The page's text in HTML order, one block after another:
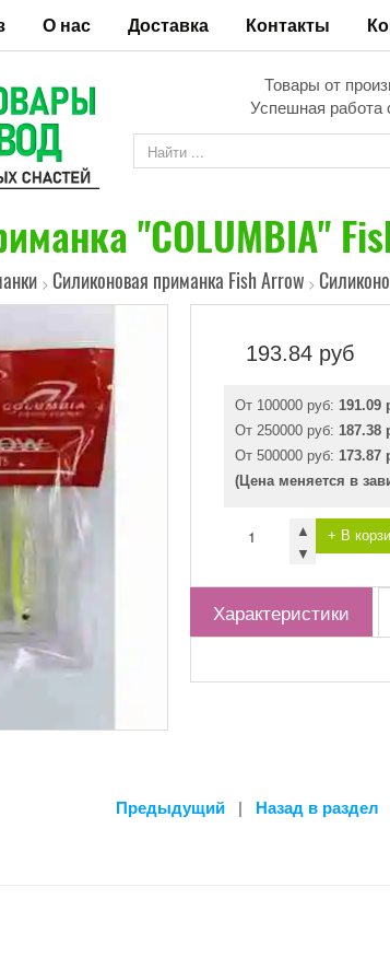
О нас Доставка Контакты
Товары от
Успешная работа
"COLUMBIA"
> Силиконовая приманка Fish Arrow >
193.84 руб
От 100000 руб: 191.09
От 250000 руб: 187.38
От 500000 руб: 173.87
(Цена меняется в
▲
▼
+ В
Характеристики
Предыдущий | Назад в раздел